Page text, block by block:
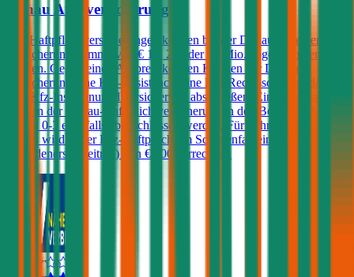
Donau Autoversicherung
Kfz-Haftpflichtversicherungen können bei der Donau mit einer
Versicherungssumme von € 10, 20 oder 30 Mio. abgeschlossen
werden. Gegen einen Aufpreis können Kunden der Donau
Versicherung eine Kfz-Assistance, eine Kfz-Rechtsschutz und/oder
eine Kfz-Insassenunfallversicherung abschließen. Ein Freischaden
kann in der Donau-Haftpflichtversicherung in den Bonus-Malus-
Stufen 0-3 ebenfalls abgeschlossen werden. Für Fahrer unter 23
Jahren wird in der Kfz-Haftpflicht im Schadenfall ein Selbstbehalt
(Schadenersatzbeitrag) von € 400 verrechnet.